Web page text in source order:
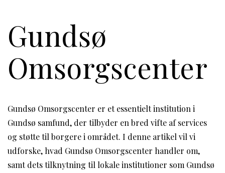
Gundsø
Omsorgscenter
Gundsø Omsorgscenter er et essentielt institution i
Gundsø samfund, der tilbyder en bred vifte af services
og støtte til borgere i området. I denne artikel vil vi
udforske, hvad Gundsø Omsorgscenter handler om,
samt dets tilknytning til lokale institutioner som Gundsø